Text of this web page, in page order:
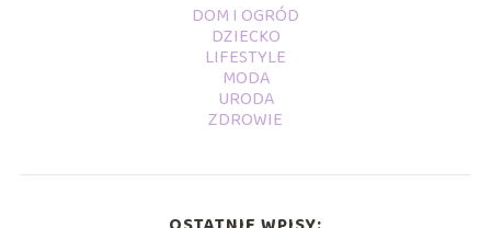
DOM I OGRÓD
DZIECKO
LIFESTYLE
MODA
URODA
ZDROWIE